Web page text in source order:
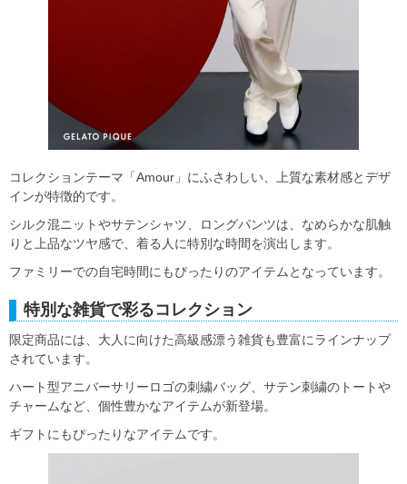
コレクションテーマ「Amour」にふさわしい、上質な素材感とデザ
インが特徴的です。
シルク混ニットやサテンシャツ、ロングパンツは、なめらかな肌触
りと上品なツヤ感で、着る人に特別な時間を演出します。
ファミリーでの自宅時間にもぴったりのアイテムとなっています。
特別な雑貨で彩るコレクション
限定商品には、大人に向けた高級感漂う雑貨も豊富にラインナップ
されています。
ハート型アニバーサリーロゴの刺繍バッグ、サテン刺繍のトートや
チャームなど、個性豊かなアイテムが新登場。
ギフトにもぴったりなアイテムです。